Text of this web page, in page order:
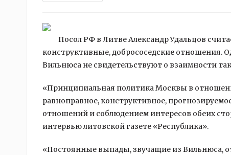
Посол РФ в Литве Александр Удальцов
конструктивные, добрососедские отношения.
Вильнюса не свидетельствуют о взаимности
«Принципиальная политика Москвы в
равноправное, конструктивное,
отношений и соблюдением интересов обеих
интервью литовской газете «Республика».
«Постоянные выпады, звучащие из Вильнюса,